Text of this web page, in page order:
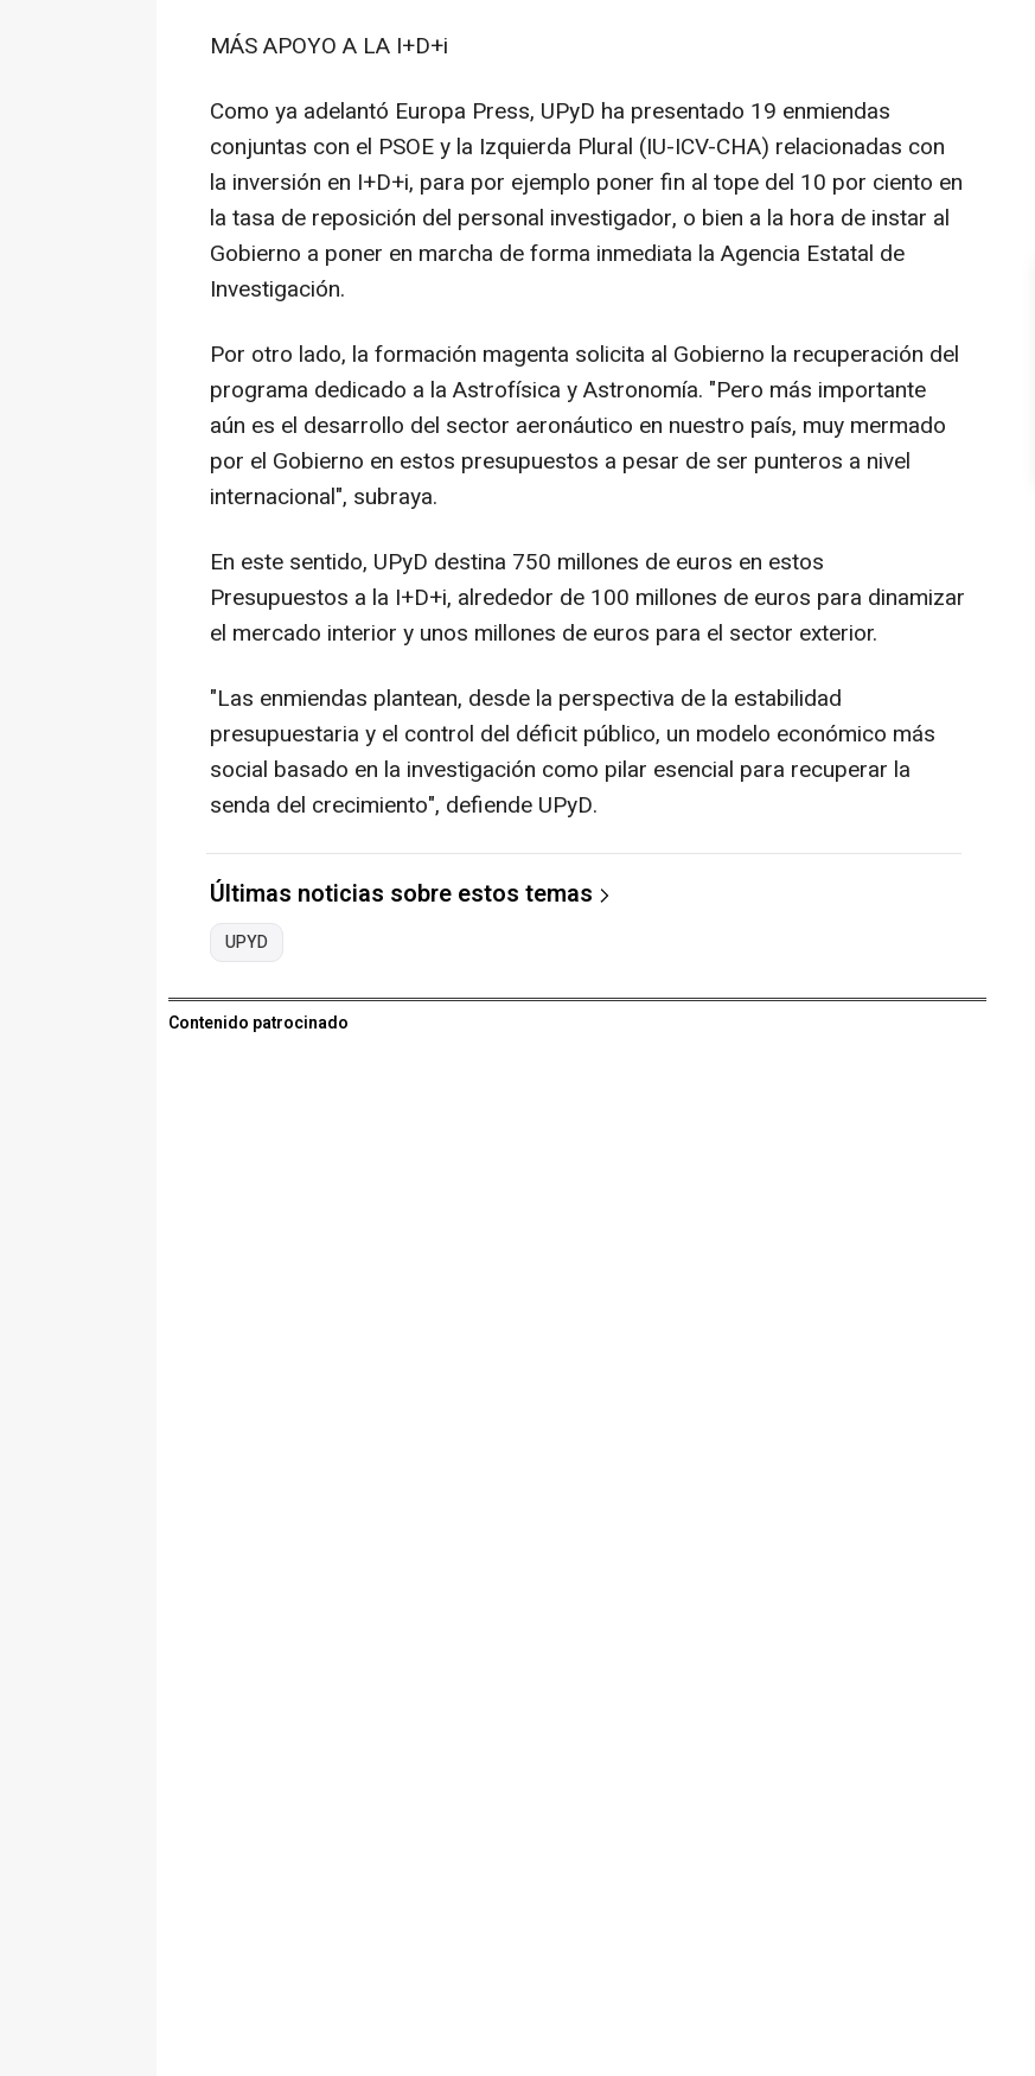
MÁS APOYO A LA I+D+i
Como ya adelantó Europa Press, UPyD ha presentado 19 enmiendas
conjuntas con el PSOE y la Izquierda Plural (IU-ICV-CHA) relacionadas con
la inversión en I+D+i, para por ejemplo poner fin al tope del 10 por ciento en
la tasa de reposición del personal investigador, o bien a la hora de instar al
Gobierno a poner en marcha de forma inmediata la Agencia Estatal de
Investigación.
Por otro lado, la formación magenta solicita al Gobierno la recuperación del
programa dedicado a la Astrofísica y Astronomía. "Pero más importante
aún es el desarrollo del sector aeronáutico en nuestro país, muy mermado
por el Gobierno en estos presupuestos a pesar de ser punteros a nivel
internacional", subraya.
En este sentido, UPyD destina 750 millones de euros en estos
Presupuestos a la I+D+i, alrededor de 100 millones de euros para dinamizar
el mercado interior y unos millones de euros para el sector exterior.
"Las enmiendas plantean, desde la perspectiva de la estabilidad
presupuestaria y el control del déficit público, un modelo económico más
social basado en la investigación como pilar esencial para recuperar la
senda del crecimiento", defiende UPyD.
Últimas noticias sobre estos temas
UPYD
Contenido patrocinado